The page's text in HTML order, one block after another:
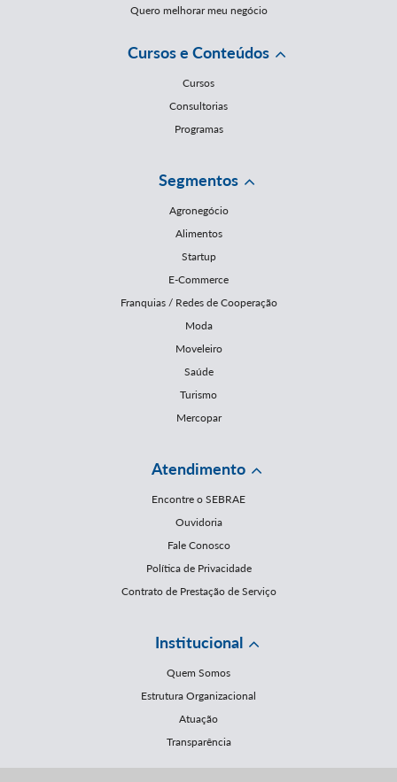
Quero melhorar meu negócio
Cursos e Conteúdos
Cursos
Consultorias
Programas
Segmentos
Agronegócio
Alimentos
Startup
E-Commerce
Franquias / Redes de Cooperação
Moda
Moveleiro
Saúde
Turismo
Mercopar
Atendimento
Encontre o SEBRAE
Ouvidoria
Fale Conosco
Política de Privacidade
Contrato de Prestação de Serviço
Institucional
Quem Somos
Estrutura Organizacional
Atuação
Transparência